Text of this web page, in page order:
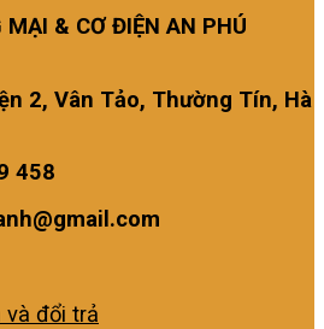
& CƠ ĐIỆN AN PHÚ
2, Vân Tảo, Thường Tín, Hà
458
và đổi trả